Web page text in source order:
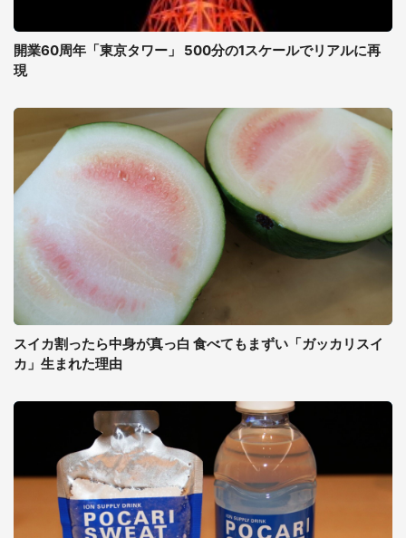
開業60周年「東京タワー」 500分の1スケールでリアルに再
現
スイカ割ったら中身が真っ白 食べてもまずい「ガッカリスイ
カ」生まれた理由